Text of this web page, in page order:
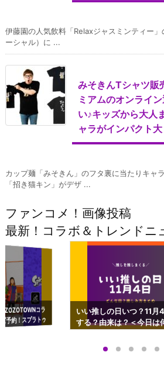
伊藤園の人気飲料「Relaxジャスミンティー
ーシャル）に ...
みそきんTシャツ販
ミアムのオンライ
い♪キッズから大人
ャラがインパクト大
カップ麺「みそきん」のフタ裏に当たりキャ
「招き猫キン」がデザ ...
ファンコメ！画像投稿
最新！コラボ＆トレンドニ
コラ
予約！スプラトゥ
ップも渋谷Hz
いい推しの日いつ？11月
する？由来は？＜今日は